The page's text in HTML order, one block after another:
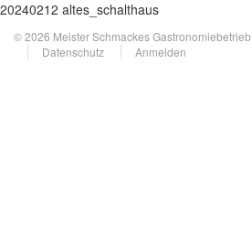
20240212 altes_schalthaus
© 2026 Meister Schmackes Gastronomiebetrieb
Datenschutz
Anmelden